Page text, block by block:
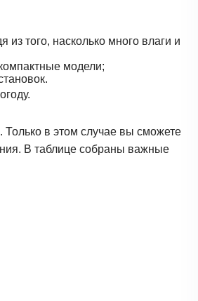
того, насколько много влаги и
модели;
в этом случае вы сможете
В таблице собраны важные